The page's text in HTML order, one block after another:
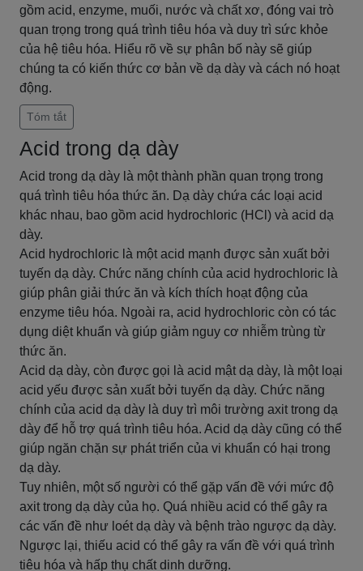
gồm acid, enzyme, muối, nước và chất xơ, đóng vai trò
quan trọng trong quá trình tiêu hóa và duy trì sức khỏe
của hệ tiêu hóa. Hiểu rõ về sự phân bố này sẽ giúp
chúng ta có kiến thức cơ bản về dạ dày và cách nó hoạt
động.
Tóm tắt
Acid trong dạ dày
Acid trong dạ dày là một thành phần quan trọng trong
quá trình tiêu hóa thức ăn. Dạ dày chứa các loại acid
khác nhau, bao gồm acid hydrochloric (HCl) và acid dạ
dày.
Acid hydrochloric là một acid mạnh được sản xuất bởi
tuyến dạ dày. Chức năng chính của acid hydrochloric là
giúp phân giải thức ăn và kích thích hoạt động của
enzyme tiêu hóa. Ngoài ra, acid hydrochloric còn có tác
dụng diệt khuẩn và giúp giảm nguy cơ nhiễm trùng từ
thức ăn.
Acid dạ dày, còn được gọi là acid mật dạ dày, là một loại
acid yếu được sản xuất bởi tuyến dạ dày. Chức năng
chính của acid dạ dày là duy trì môi trường axit trong dạ
dày để hỗ trợ quá trình tiêu hóa. Acid dạ dày cũng có thể
giúp ngăn chặn sự phát triển của vi khuẩn có hại trong
dạ dày.
Tuy nhiên, một số người có thể gặp vấn đề với mức độ
axit trong dạ dày của họ. Quá nhiều acid có thể gây ra
các vấn đề như loét dạ dày và bệnh trào ngược dạ dày.
Ngược lại, thiếu acid có thể gây ra vấn đề với quá trình
tiêu hóa và hấp thụ chất dinh dưỡng.